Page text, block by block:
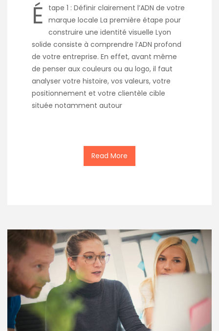
É
tape 1 : Définir clairement l’ADN de votre
marque locale La première étape pour
construire une identité visuelle Lyon
solide consiste à comprendre l’ADN profond
de votre entreprise. En effet, avant même
de penser aux couleurs ou au logo, il faut
analyser votre histoire, vos valeurs, votre
positionnement et votre clientèle cible
située notamment autour
Read More